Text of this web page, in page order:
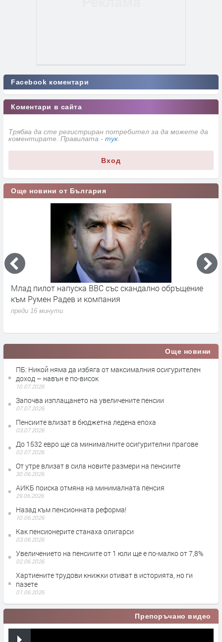
Facebook коментари
Коментари в сайта
Трябва да сте регистриран потребител за да можете да
коментирате. Правилата - тук
Вход
Още новини от България
В Европа се диша по-чист въздух, но климатът
изпраща все по-тревожни сигнали- В България
показваме как можем да правим и крачка назад
Още новини
ПБ: Никой няма да избяга от максималния осигурителен
доход – навън е по-висок
10.07.2026
Започва изплащането на увеличените пенсии
07.07.2026
Пенсиите влизат в бюджетна ледена епоха
03.07.2026
До 1532 евро ще са минималните осигурителни прагове
02.07.2026
От утре влизат в сила новите размери на пенсиите
30.06.2026
АИКБ поиска отмяна на минималната пенсия
29.06.2026
Назад към пенсионната реформа!
10.06.2026
Как пенсионерите станаха олигарси
03.06.2026
Увеличението на пенсиите от 1 юли ще е по-малко от 7,8%
02.06.2026
Хартиените трудови книжки отиват в историята, но ги
пазете
01.06.2026
Препоръчано видео